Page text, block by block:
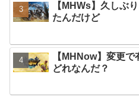
【MHWs】久しぶ
たんだけど
【MHNow】変更
どれなんだ？